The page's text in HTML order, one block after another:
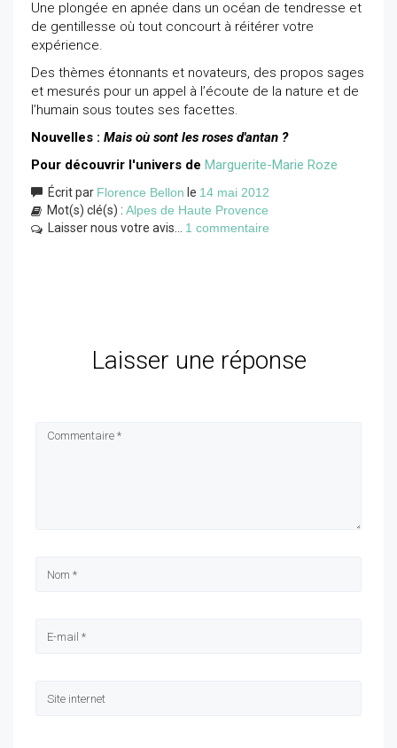
Une plongée en apnée dans un océan de tendresse et
de gentillesse où tout concourt à réitérer votre
expérience.
Des thèmes étonnants et novateurs, des propos sages
et mesurés pour un appel à l’écoute de la nature et de
l’humain sous toutes ses facettes.
Nouvelles : Mais où sont les roses d'antan ?
Pour découvrir l'univers de Marguerite-Marie Roze
Écrit par Florence Bellon le 14 mai 2012
Mot(s) clé(s) : Alpes de Haute Provence
Laisser nous votre avis... 1 commentaire
Laisser une réponse